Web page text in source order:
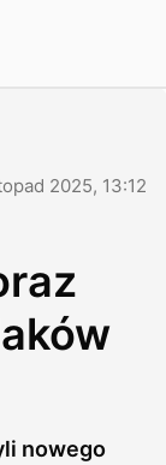
2025, 13:12
nowego